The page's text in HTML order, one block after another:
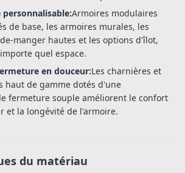
personnalisable:Armoires modulaires
de base, les armoires murales, les
manger hautes et les options d'îlot,
quel espace.
en douceur:Les charnières et
haut de gamme dotés d'une
fermeture souple améliorent le confort
et la longévité de l'armoire.
du matériau